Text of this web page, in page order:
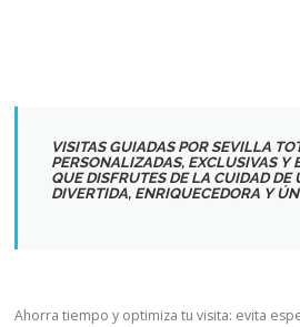
VISITAS GUIADAS POR SEVILLA
PERSONALIZADAS, EXCLUSIVAS Y
QUE DISFRUTES DE LA CUIDAD DE
DIVERTIDA, ENRIQUECEDORA Y
Ahorra tiempo y optimiza tu visita: evita